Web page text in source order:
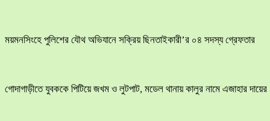
ময়মনসিংহে পুলিশের যৌথ অভিযানে সক্রিয় ছিনতাইকারী’র ০৪ সদস্য গ্রেফতার
​গোদাগাড়ীতে যুবককে পিটিয়ে জখম ও লুটপাট, মডেল থানায় কালুর নামে এজাহার দায়ের